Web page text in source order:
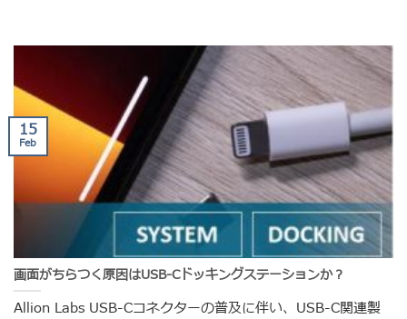
画面がちらつく原因はUSB-Cドッキングステーションか？
Allion Labs USB-Cコネクターの普及に伴い、USB-C関連製
15
Feb